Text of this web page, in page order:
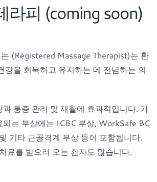
라피 (coming soon)
(Registered Massage Therapist)는 환
강을 회복하고 유지하는 데 전념하는 의
통증 관리 및 재활에 효과적입니다. 가
되는 부상에는 ICBC 부상, WorkSafe BC
기타 근골격계 부상 등이 포함됩니다.
료를 받으러 오는 환자도 많습니다.